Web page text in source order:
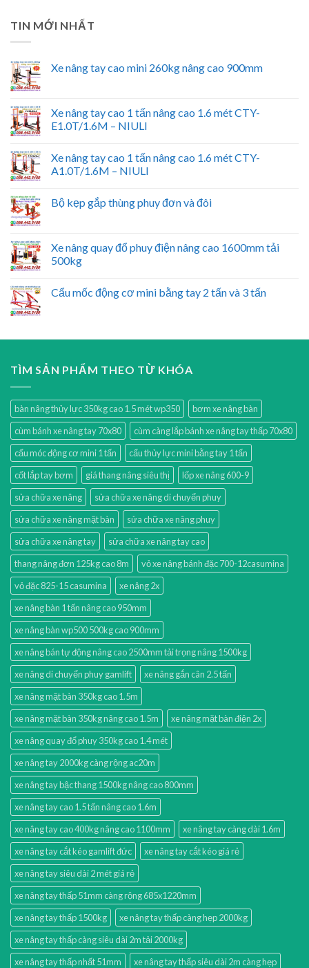
TIN MỚI NHẤT
Xe nâng tay cao mini 260kg nâng cao 900mm
Xe nâng tay cao 1 tấn nâng cao 1.6 mét CTY-
E1.0T/1.6M – NIULI
Xe nâng tay cao 1 tấn nâng cao 1.6 mét CTY-
A1.0T/1.6M – NIULI
Bộ kẹp gắp thùng phuy đơn và đôi
Xe nâng quay đổ phuy điện nâng cao 1600mm tải
500kg
Cẩu mốc động cơ mini bằng tay 2 tấn và 3 tấn
TÌM SẢN PHẨM THEO TỪ KHÓA
bàn nâng thủy lực 350kg cao 1.5 mét wp350
bơm xe nâng bàn
cùm bánh xe nâng tay 70x80
cùm càng lắp bánh xe nâng tay thấp 70x80
cẩu móc động cơ mini 1 tấn
cẩu thủy lực mini bằng tay 1 tấn
cốt lắp tay bơm
giá thang nâng siêu thị
lốp xe nâng 600-9
sửa chữa xe nâng
sửa chữa xe nâng di chuyển phuy
sửa chữa xe nâng mặt bàn
sửa chữa xe nâng phuy
sửa chữa xe nâng tay
sửa chữa xe nâng tay cao
thang nâng đơn 125kg cao 8m
vỏ xe nâng bánh đặc 700-12casumina
vỏ đặc 825-15 casumina
xe nâng 2x
xe nâng bàn 1 tấn nâng cao 950mm
xe nâng bàn wp500 500kg cao 900mm
xe nâng bán tự động nâng cao 2500mm tải trọng nâng 1500kg
xe nâng di chuyển phuy gamlift
xe nâng gắn cân 2.5 tấn
xe nâng mặt bàn 350kg cao 1.5m
xe nâng mặt bàn 350kg nâng cao 1.5m
xe nâng mặt bàn điện 2x
xe nâng quay đổ phuy 350kg cao 1.4 mét
xe nâng tay 2000kg càng rộng ac20m
xe nâng tay bậc thang 1500kg nâng cao 800mm
xe nâng tay cao 1.5 tấn nâng cao 1.6m
xe nâng tay cao 400kg nâng cao 1100mm
xe nâng tay càng dài 1.6m
xe nâng tay cắt kéo gamlift đức
xe nâng tay cắt kéo giá rẻ
xe nâng tay siêu dài 2 mét giá rẻ
xe nâng tay thấp 51mm càng rộng 685x1220mm
xe nâng tay thấp 1500kg
xe nâng tay thấp càng hẹp 2000kg
xe nâng tay thấp càng siêu dài 2m tải 2000kg
xe nâng tay thấp nhất 51mm
xe nâng tay thấp siêu dài 2m càng hẹp